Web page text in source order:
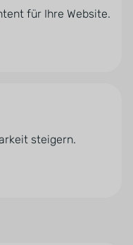
für Ihre Website.
steigern.